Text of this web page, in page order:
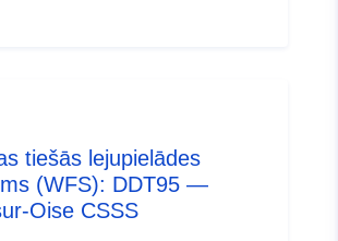
tiešās lejupielādes
(WFS): DDT95 —
Oise CSSS